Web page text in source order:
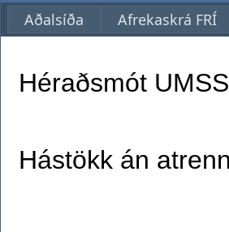
Aðalsíða Afrekaskrá FRÍ